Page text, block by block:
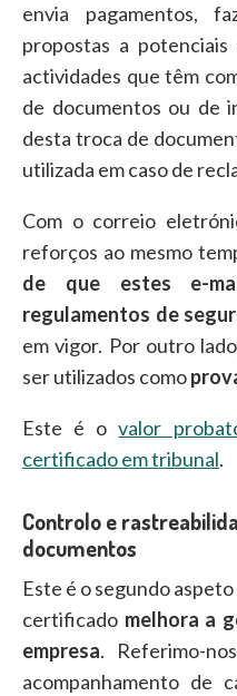
envia pagamentos,
propostas a
actividades que têm
de documentos ou de
desta troca de
utilizada em caso de
Com o correio
reforços ao mesmo
de que estes e-
regulamentos de
em vigor. Por outro
ser utilizados como
Este é ovalor
certificado em tribunal.
Controlo e
documentos
Este é o segundo
certificado melhora a
empresa. Referimo-
acompanhamento de